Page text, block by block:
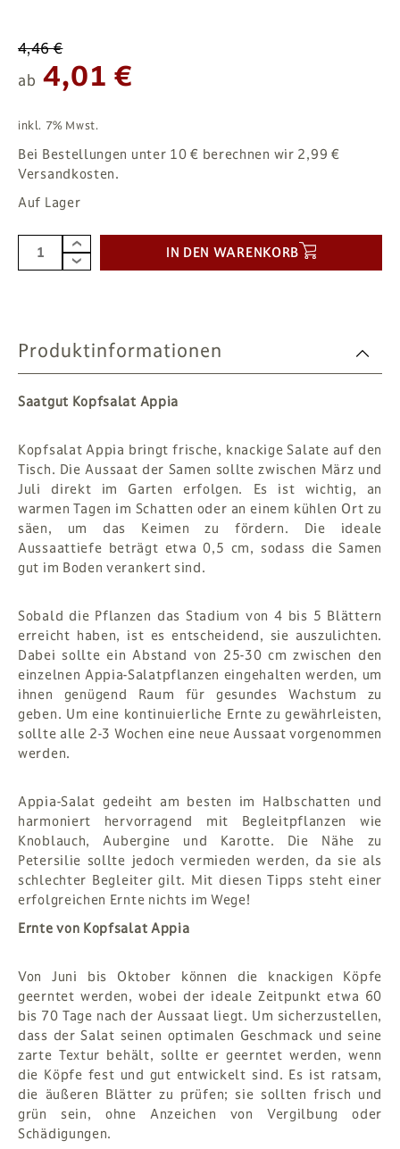
4,46 €
ab 4,01 €
inkl. 7% Mwst.
Bei Bestellungen unter 10 € berechnen wir 2,99 €
Versandkosten.
Auf Lager
IN DEN WARENKORB
Produktinformationen
Saatgut Kopfsalat Appia
Kopfsalat Appia bringt frische, knackige Salate auf den
Tisch. Die Aussaat der Samen sollte zwischen März und
Juli direkt im Garten erfolgen. Es ist wichtig, an
warmen Tagen im Schatten oder an einem kühlen Ort zu
säen, um das Keimen zu fördern. Die ideale
Aussaattiefe beträgt etwa 0,5 cm, sodass die Samen
gut im Boden verankert sind.
Sobald die Pflanzen das Stadium von 4 bis 5 Blättern
erreicht haben, ist es entscheidend, sie auszulichten.
Dabei sollte ein Abstand von 25-30 cm zwischen den
einzelnen Appia-Salatpflanzen eingehalten werden, um
ihnen genügend Raum für gesundes Wachstum zu
geben. Um eine kontinuierliche Ernte zu gewährleisten,
sollte alle 2-3 Wochen eine neue Aussaat vorgenommen
werden.
Appia-Salat gedeiht am besten im Halbschatten und
harmoniert hervorragend mit Begleitpflanzen wie
Knoblauch, Aubergine und Karotte. Die Nähe zu
Petersilie sollte jedoch vermieden werden, da sie als
schlechter Begleiter gilt. Mit diesen Tipps steht einer
erfolgreichen Ernte nichts im Wege!
Ernte von Kopfsalat Appia
Von Juni bis Oktober können die knackigen Köpfe
geerntet werden, wobei der ideale Zeitpunkt etwa 60
bis 70 Tage nach der Aussaat liegt. Um sicherzustellen,
dass der Salat seinen optimalen Geschmack und seine
zarte Textur behält, sollte er geerntet werden, wenn
die Köpfe fest und gut entwickelt sind. Es ist ratsam,
die äußeren Blätter zu prüfen; sie sollten frisch und
grün sein, ohne Anzeichen von Vergilbung oder
Schädigungen.